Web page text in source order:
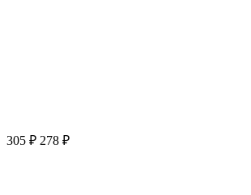
305 ₽ 278 ₽